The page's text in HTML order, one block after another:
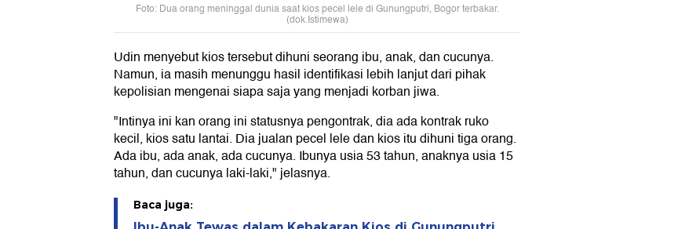
Foto: Dua orang meninggal dunia saat kios pecel lele di Gunungputri, Bogor terbakar.
(dok.Istimewa)
Udin menyebut kios tersebut dihuni seorang ibu, anak, dan cucunya.
Namun, ia masih menunggu hasil identifikasi lebih lanjut dari pihak
kepolisian mengenai siapa saja yang menjadi korban jiwa.
"Intinya ini kan orang ini statusnya pengontrak, dia ada kontrak ruko
kecil, kios satu lantai. Dia jualan pecel lele dan kios itu dihuni tiga orang.
Ada ibu, ada anak, ada cucunya. Ibunya usia 53 tahun, anaknya usia 15
tahun, dan cucunya laki-laki," jelasnya.
Baca juga: